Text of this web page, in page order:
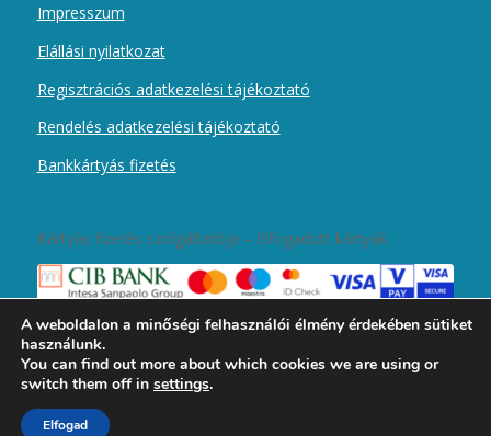
Impresszum
Elállási nyilatkozat
Regisztrációs adatkezelési tájékoztató
Rendelés adatkezelési tájékoztató
Bankkártyás fizetés
Kártyás fizetés szolgáltatója – Elfogadott kártyák
2019 © Copyright - Magyar Kurír Újember wobbolt -
Kriesi
A weboldalon a minőségi felhasználói élmény érdekében sütiket
használunk.
You can find out more about which cookies we are using or
switch them off in settings.
Elfogad